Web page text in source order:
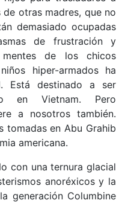
otras madres, que no
demasiado ocupadas
de frustración y
de los chicos
hiper-armados ha
Está destinado a ser
en Vietnam. Pero
a nosotros también.
tomadas en Abu Grahib
americana.
con una ternura glacial
anoréxicos y la
generación Columbine